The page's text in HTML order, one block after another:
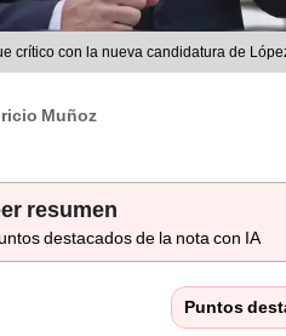
crítico con la nueva candidatura de
Muñoz
resumen
destacados de la nota con IA
Puntos